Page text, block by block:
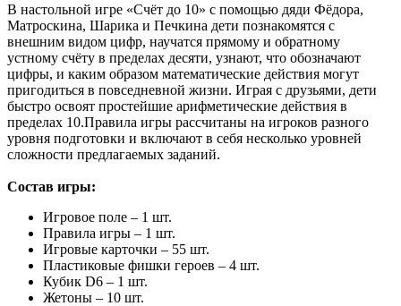
В настольной игре «Счёт до 10» с помощью дяди Фёдора,
Матроскина, Шарика и Печкина дети познакомятся с
внешним видом цифр, научатся прямому и обратному
устному счёту в пределах десяти, узнают, что обозначают
цифры, и каким образом математические действия могут
пригодиться в повседневной жизни. Играя с друзьями, дети
быстро освоят простейшие арифметические действия в
пределах 10.Правила игры рассчитаны на игроков разного
уровня подготовки и включают в себя несколько уровней
сложности предлагаемых заданий.
Состав игры:
Игровое поле – 1 шт.
Правила игры – 1 шт.
Игровые карточки – 55 шт.
Пластиковые фишки героев – 4 шт.
Кубик D6 – 1 шт.
Жетоны – 10 шт.